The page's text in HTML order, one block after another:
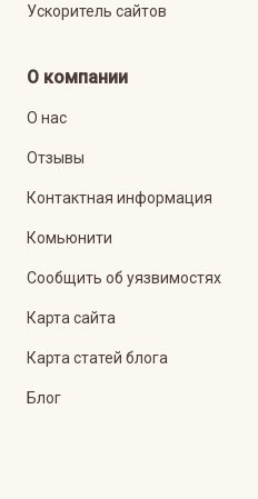
Ускоритель сайтов
О компании
О нас
Отзывы
Контактная информация
Комьюнити
Сообщить об уязвимостях
Карта сайта
Карта статей блога
Блог